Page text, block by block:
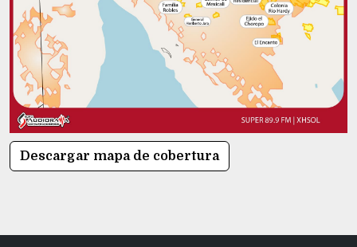
Descargar mapa de cobertura